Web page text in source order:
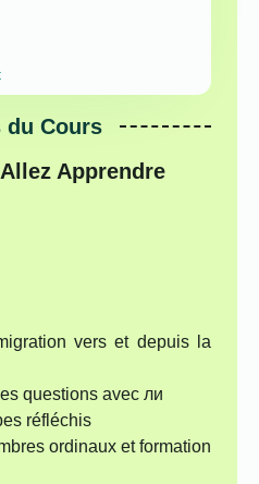
du Cours
Apprendre
vers et depuis la
questions avec ли
réfléchis
ordinaux et formation